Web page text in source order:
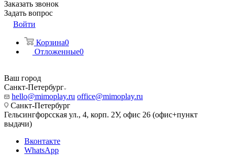
Заказать звонок
Задать вопрос
Войти
Корзина0
Отложенные0
Ваш город
Санкт-Петербург
hello@mimoplay.ru office@mimoplay.ru
Санкт-Петербург
Гельсингфорсская ул., 4, корп. 2У, офис 26 (офис+пункт
выдачи)
Вконтакте
WhatsApp